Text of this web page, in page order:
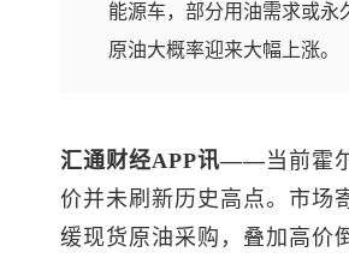
能源车，部分用油需求或永
原油大概率迎来大幅上涨。
汇通财经APP讯——当前霍
价并未刷新历史高点。市场
缓现货原油采购，叠加高价